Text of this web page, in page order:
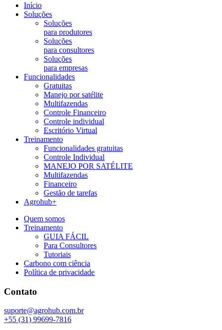
Início
Soluções
Soluções
para produtores
Soluções
para consultores
Soluções
para empresas
Funcionalidades
Gratuitas
Manejo por satélite
Multifazendas
Controle Financeiro
Controle individual
Escritório Virtual
Treinamento
Funcionalidades gratuitas
Controle Individual
MANEJO POR SATÉLITE
Multifazendas
Financeiro
Gestão de tarefas
Agrohub+
Quem somos
Treinamento
GUIA FÁCIL
Para Consultores
Tutoriais
Carbono com ciência
Política de privacidade
Contato
suporte@agrohub.com.br
+55 (31) 99699-7816